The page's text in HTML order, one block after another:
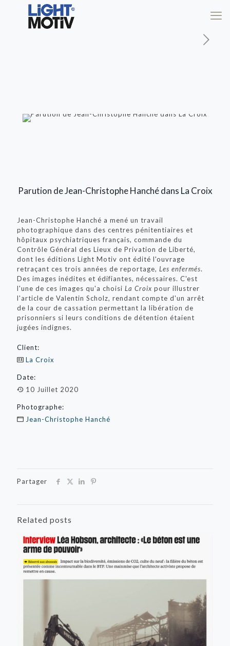
Parution de Jean-Christophe Hanché dans La Croix
Jean-Christophe Hanché a mené un travail
photographique dans des centres pénitentiaires et
hôpitaux psychiatriques français, commande du
Contrôle Général des Lieux de Privation de Liberté,
dont les éditions Light Motiv ont édité l'ouvrage
retraçant ces trois années de reportage, Les enfermés.
Des images inédites et édifiantes, nécessaires. C'est
l'une de ces images qu'a choisi La Croix pour illustrer
l'article de Valentin Scholz, rendant compte d'un arrêt
de la cour de cassation permettant la libération de
prisonniers si leurs conditions de détention étaient
jugées indignes.
Client:
La Croix
Date:
10 Juillet 2020
Photographe:
Jean-Christophe Hanché
Partager
Related posts